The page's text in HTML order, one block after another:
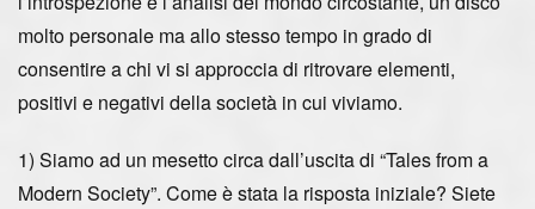
molto personale ma allo stesso tempo in grado di
consentire a chi vi si approccia di ritrovare elementi,
positivi e negativi della società in cui viviamo.
1) Siamo ad un mesetto circa dall’uscita di “Tales from a
Modern Society”. Come è stata la risposta iniziale? Siete